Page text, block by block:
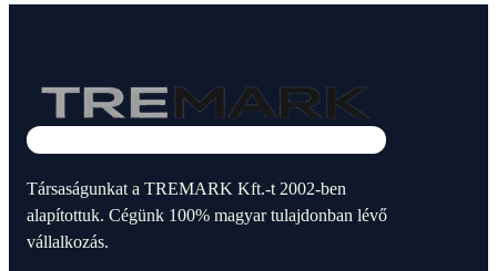
Társaságunkat a TREMARK Kft.-t 2002-ben
alapítottuk. Cégünk 100% magyar tulajdonban lévő
vállalkozás.